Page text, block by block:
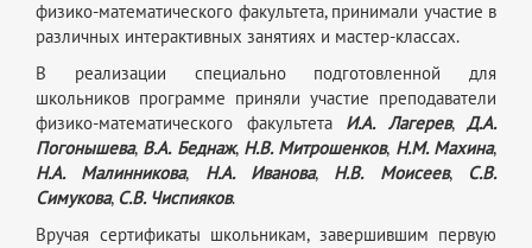
физико-математического факультета, принимали участие в
различных интерактивных занятиях и мастер-классах.
В реализации специально подготовленной для
школьников программе приняли участие преподаватели
физико-математического факультета И.А. Лагерев, Д.А.
Погонышева, В.А. Беднаж, Н.В. Митрошенков, Н.М. Махина,
Н.А. Малинникова, Н.А. Иванова, Н.В. Моисеев,
С.В.
Симукова, С.В. Чиспияков.
Вручая сертификаты школьникам, завершившим первую